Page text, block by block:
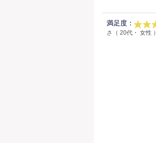
満足度：
さ（ 20代・ 女性 ）